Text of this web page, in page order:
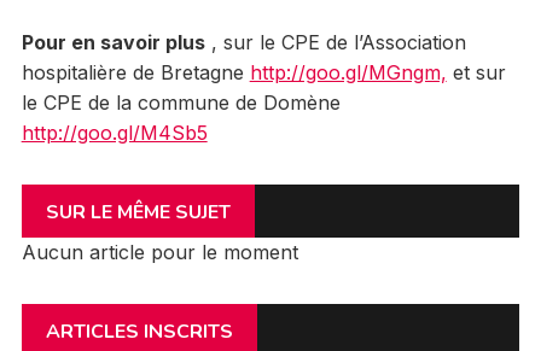
Pour en savoir plus, sur le CPE de l’Association
hospitalière de Bretagne http://goo.gl/MGngm, et sur
le CPE de la commune de Domène
http://goo.gl/M4Sb5
SUR LE MÊME SUJET
Aucun article pour le moment
ARTICLES INSCRITS